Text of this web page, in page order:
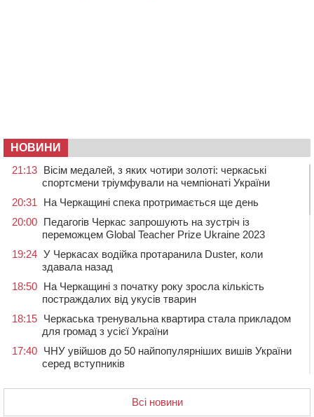
НОВИНИ
21:13 Вісім медалей, з яких чотири золоті: черкаські
спортсмени тріумфували на чемпіонаті України
20:31
На Черкащині спека протримається ще день
20:00 Педагогів Черкас запрошують на зустріч із
переможцем Global Teacher Prize Ukraine 2023
19:24 У Черкасах водійка протаранила Duster, коли
здавала назад
18:50 На Черкащині з початку року зросла кількість
постраждалих від укусів тварин
18:15 Черкаська тренувальна квартира стала прикладом
для громад з усієї України
17:40 ЧНУ увійшов до 50 найпопулярніших вишів України
серед вступників
контейнерний майданчик
Всі новини